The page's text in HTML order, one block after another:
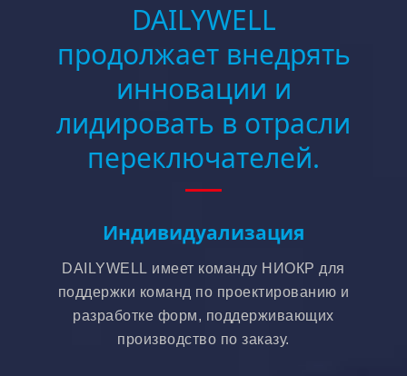
DAILYWELL
продолжает внедрять
инновации и
лидировать в отрасли
переключателей.
Индивидуализация
DAILYWELL имеет команду НИОКР для
поддержки команд по проектированию и
разработке форм, поддерживающих
производство по заказу.